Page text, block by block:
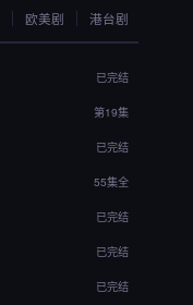
欧美剧 港台剧
已完结
第19集
已完结
55集全
已完结
已完结
已完结